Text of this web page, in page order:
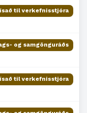
til verkefnisstjóra
og samgönguráðs
til verkefnisstjóra